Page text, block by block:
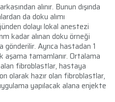
alınır. Bunun dışında
da doku alımı
dolayı lokal anestezi
kadar alınan doku örneği
Ayrıca hastadan 1
aşama tamamlanır. Ortalama
fibroblastlar, hastaya
olarak hazır olan fibroblastlar,
yapılacak alana enjekte